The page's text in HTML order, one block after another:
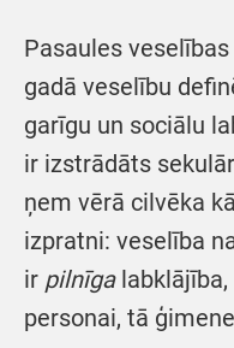
Pasaules
gadā veselību
garīgu un sociālu
ir izstrādāts
ņem vērā cilvēka
izpratni: veselība
ir pilnīga
personai, tā